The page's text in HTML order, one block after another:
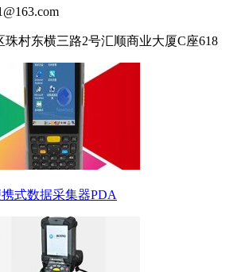
村东横三路2号汇顺商业大厦C座618
式数据采集器PDA